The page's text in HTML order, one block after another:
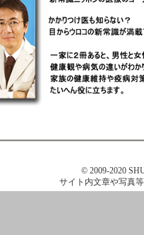
© 2009-2020
サイト内文章や写真